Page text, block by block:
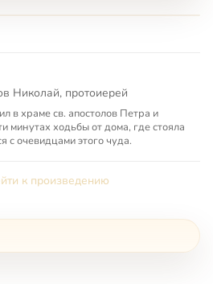
Николай, протоиерей
в храме св. апостолов Петра и
минутах ходьбы от дома, где стояла
с очевидцами этого чуда.
к произведению